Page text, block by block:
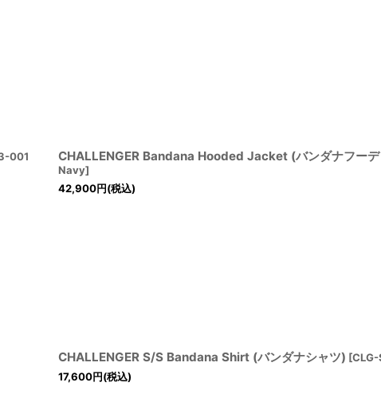
001
CHALLENGER Bandana Hooded Jacket (バンダナフーデ
Navy]
42,900円(税込)
CHALLENGER S/S Bandana Shirt (バンダナシャツ) [
17,600円(税込)